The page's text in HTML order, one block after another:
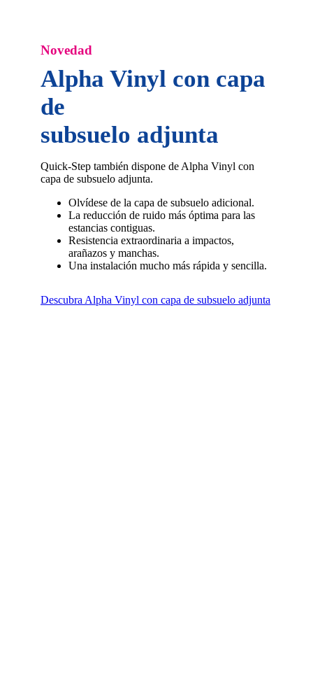
Novedad
Alpha Vinyl con capa
de
subsuelo adjunta
Quick-Step también dispone de Alpha Vinyl con
capa de subsuelo adjunta.
Olvídese de la capa de subsuelo adicional.
La reducción de ruido más óptima para las
estancias contiguas.
Resistencia extraordinaria a impactos,
arañazos y manchas.
Una instalación mucho más rápida y sencilla.
Descubra Alpha Vinyl con capa de subsuelo adjunta